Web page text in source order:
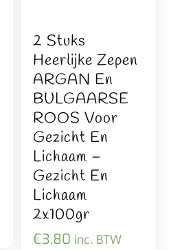
2 Stuks
Heerlijke Zepen
ARGAN En
BULGAARSE
ROOS Voor
Gezicht En
Lichaam –
Gezicht En
Lichaam
2x100gr
€3,80 inc. BTW